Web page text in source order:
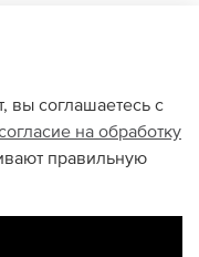
вы соглашаетесь с
на обработку
правильную